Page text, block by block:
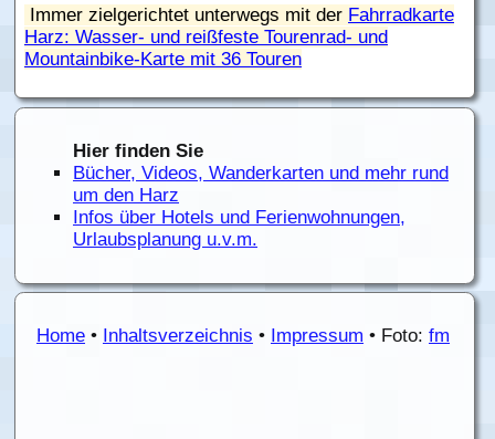
Immer zielgerichtet unterwegs mit der Fahrradkarte
Harz: Wasser- und reißfeste Tourenrad- und
Mountainbike-Karte mit 36 Touren
Hier finden Sie
Bücher, Videos, Wanderkarten und mehr rund
um den Harz
Infos über Hotels und Ferienwohnungen,
Urlaubsplanung u.v.m.
Home • Inhaltsverzeichnis • Impressum • Foto: fm